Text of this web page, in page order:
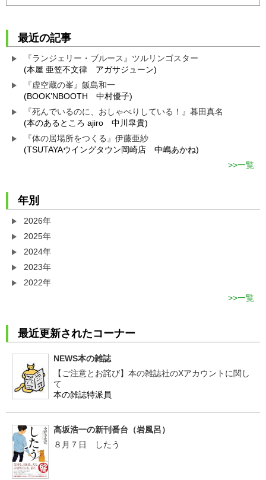
最近の記事
『ランジェリー・ブルース』ツルリンゴスター
(本屋 亜笠不文律 アガサジューン)
『虚空蔵の峯』飯島和一
(BOOK’NBOOTH 中村優子)
『死んでいるのに、おしゃべりしている！』暮田真名
(本のあるところ ajiro 中川皐貴)
『体の居場所をつくる』伊藤亜紗
(TSUTAYAウイングタウン岡崎店 中嶋あかね)
一覧
年別
2026年
2025年
2024年
2023年
2022年
一覧
最近更新されたコーナー
NEWS本の雑誌
【ご注意とお詫び】本の雑誌社のXアカウントに関し
て
本の雑誌特派員
高坂浩一の新刊番台（岩風呂）
８月７日 したう